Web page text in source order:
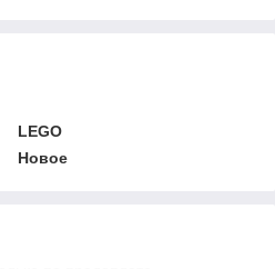
LEGO
Новое